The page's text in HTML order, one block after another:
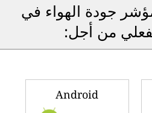
جودة الهواء في
من أجل:
Android